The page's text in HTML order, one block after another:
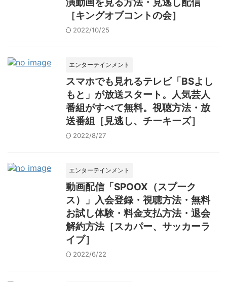
［キングオブコントの会］
2022/10/25
エンターテインメント
スマホでも見れるテレビ「BSよし
もと」が放送スタート。人気芸人
番組がすべて無料。視聴方法・放
送番組［見逃し、チーキーズ］
2022/8/27
エンターテインメント
動画配信「SPOOX（スプーク
ス）」入会登録・視聴方法・無料
お試し体験・料金支払方法・退会
解約方法［スカパー、サッカーラ
イブ］
2022/6/22